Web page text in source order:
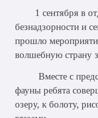
1 сентября в
безнадзорности и
прошло
волшебную страну
Вместе с
фауны ребята
озеру, к болоту,